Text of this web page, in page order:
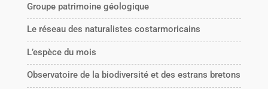
Groupe patrimoine géologique
Le réseau des naturalistes costarmoricains
L’espèce du mois
Observatoire de la biodiversité et des estrans bretons